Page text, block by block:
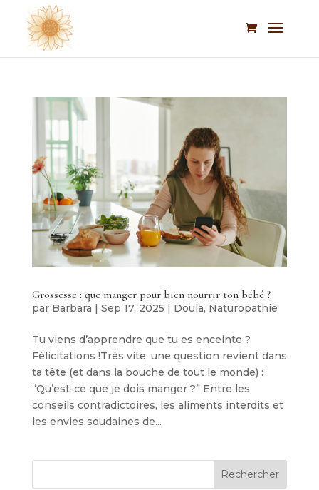
Grossesse : que manger pour bien nourrir ton bébé ?
par Barbara | Sep 17, 2025 | Doula, Naturopathie
Tu viens d’apprendre que tu es enceinte ?
Félicitations !Très vite, une question revient dans
ta tête (et dans la bouche de tout le monde) :
“Qu’est-ce que je dois manger ?” Entre les
conseils contradictoires, les aliments interdits et
les envies soudaines de...
Rechercher